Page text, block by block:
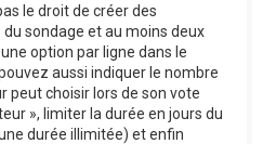
le droit de créer des
sondage et au moins deux
option par ligne dans le
aussi indiquer le nombre
peut choisir lors de son vote
», limiter la durée en jours du
durée illimitée) et enfin